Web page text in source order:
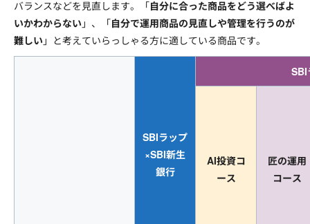
バランスなどを見直します。「自分に合った商品をどう選べばよ
いかわからない 」、「自分で運用商品の見直しや管理を行うのが
難しい 」と考えていらっしゃる方に適している商品です。
SBIラップ
×SBI新生
銀行
SBI
AI投資コ
ース
匠の運用
コース